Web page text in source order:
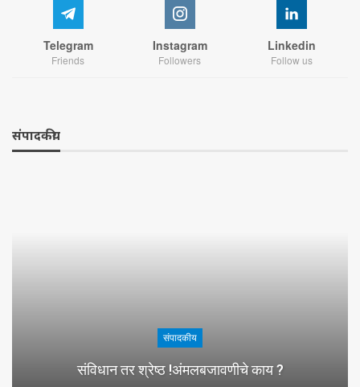
Telegram
Friends
Instagram
Followers
Linkedin
Follow us
संपादकीय
संपादकीय
संविधान तर श्रेष्ठ !अंमलबजावणीचे काय ?